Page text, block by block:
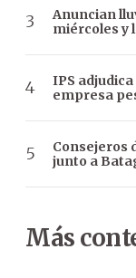
Anuncian
miércoles y
IPS
empresa
Consejeros
junto a
Más